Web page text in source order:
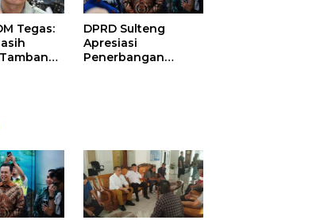
Tegas:
DPRD Sulteng
Apresiasi
Penerbangan